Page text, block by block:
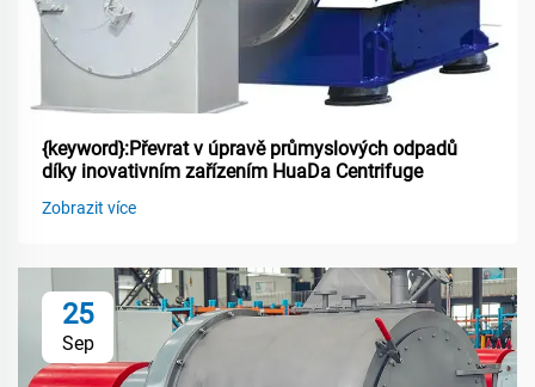
{keyword}:Převrat v úpravě průmyslových odpadů
díky inovativním zařízením HuaDa Centrifuge
Zobrazit více
25
Sep